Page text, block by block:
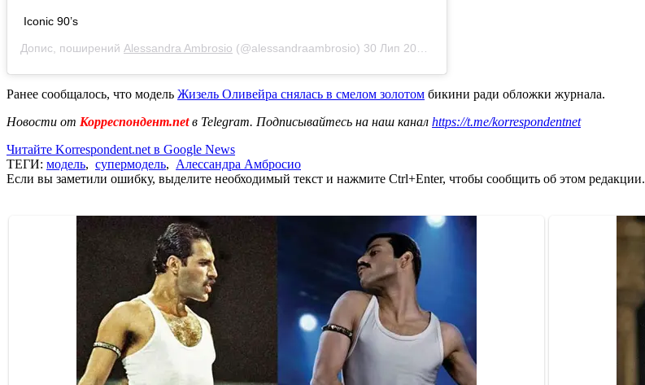
Iconic 90’s
Допис, поширений Alessandra Ambrosio (@alessandraambrosio) 30 Лип 2019 р. о 2:30 PDT
Ранее сообщалось, что модель Жизель Оливейра снялась в смелом золотом бикини ради обложки журнала.
Новости от Корреспондент.netв Telegram. Подписывайтесь на наш канал https://t.me/korrespondentnet
Читайте Korrespondent.net в Google News
ТЕГИ: модель, супермодель, Алессандра Амбросио
Если вы заметили ошибку, выделите необходимый текст и нажмите Ctrl+Enter, чтобы сообщить об этом редакции.